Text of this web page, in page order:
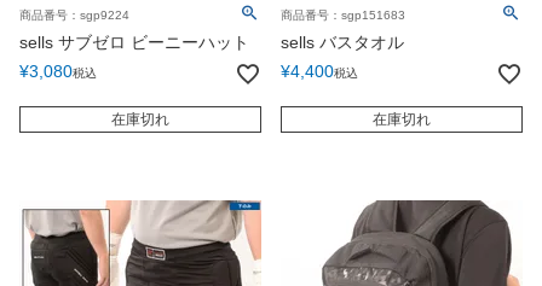
商品番号：sgp9224
sells サブゼロ ビーニーハット
¥3,080税込
在庫切れ
商品番号：sgp151683
sells バスタオル
¥4,400税込
在庫切れ